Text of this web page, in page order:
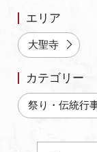
エリア
大聖寺
カテゴリー
祭り・伝統行